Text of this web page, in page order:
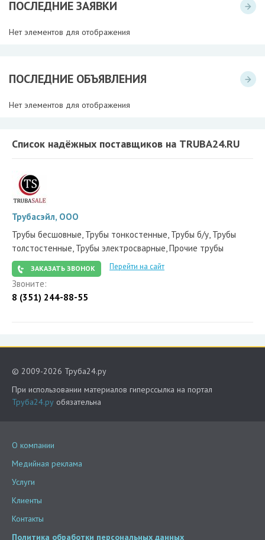
ПОСЛЕДНИЕ ЗАЯВКИ
Нет элементов для отображения
ПОСЛЕДНИЕ ОБЪЯВЛЕНИЯ
Нет элементов для отображения
Список надёжных поставщиков на TRUBA24.RU
Трубасэйл, ООО
Трубы бесшовные, Трубы тонкостенные, Трубы б/у, Трубы
толстостенные, Трубы электросварные, Прочие трубы
ЗАКАЗАТЬ ЗВОНОК Перейти на сайт
Звоните:
8 (351) 244-88-55
© 2009-2026 Труба24.ру
При использовании материалов гиперссылка на портал
Труба24.ру обязательна
О компании
Медийная реклама
Услуги
Клиенты
Контакты
Политика обработки персональных данных